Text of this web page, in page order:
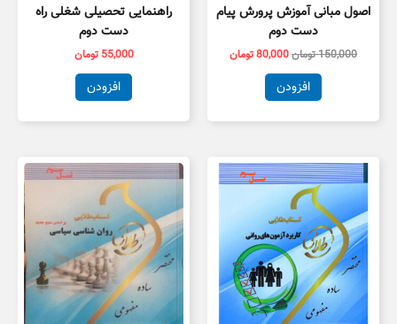
اصول مبانی آموزش پرورش پیام
دست دوم
150,000تومان80,000تومان
افزودن
راهنمایی تحصیلی شغلی راه
دست دوم
55,000 تومان
افزودن